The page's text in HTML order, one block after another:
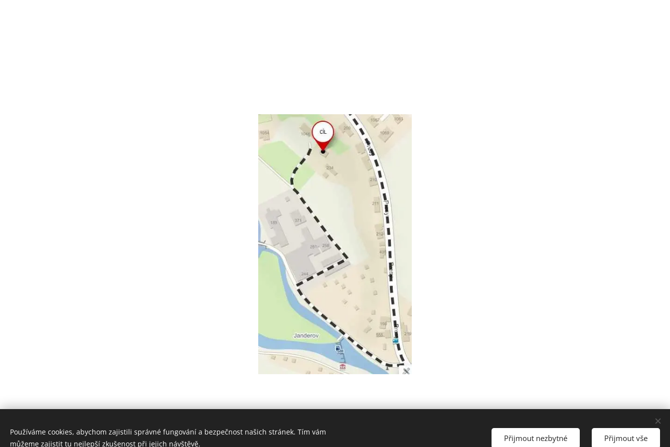
© 2020 Jiřina Slámová, PYRAMIDA, centrum harmonie Chrudim
Používáme cookies, abychom zajistili správné fungování a bezpečnost našich stránek. Tím vám
můžeme zajistit tu nejlepší zkušenost při jejich návštěvě.
Přijmout nezbytné Přijmout vše